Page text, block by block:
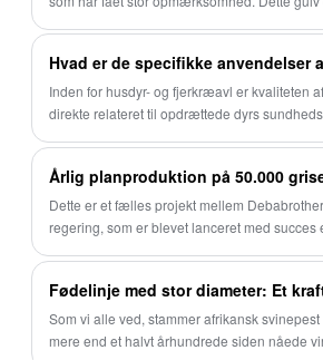
Inden for husdyr- og fjerkræavl er kvaliteten
direkte relateret til opdrættede dyrs
anvendelsesværdi i forskellige avlsscenarier.
Dette er et fælles projekt mellem
regering, som er blevet lanceret med succes
Som vi alle ved, stammer afrikansk
mere end et halvt århundrede siden nåede